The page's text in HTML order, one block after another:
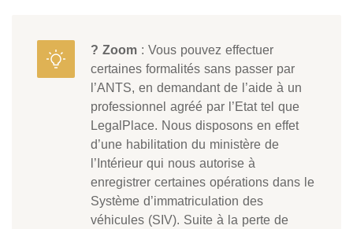
? Zoom : Vous pouvez effectuer
certaines formalités sans passer par
l’ANTS, en demandant de l’aide à un
professionnel agréé par l’Etat tel que
LegalPlace. Nous disposons en effet
d’une habilitation du ministère de
l’Intérieur qui nous autorise à
enregistrer certaines opérations dans le
Système d’immatriculation des
véhicules (SIV). Suite à la perte de